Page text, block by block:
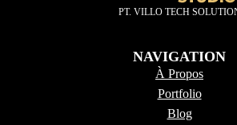
PT. VILLO TECH
NAVIGATION
À Propos
Portfolio
Blog